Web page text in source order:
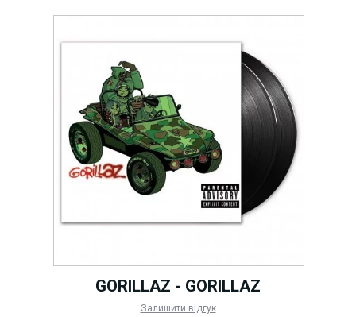
GORILLAZ - GORILLAZ
Залишити відгук